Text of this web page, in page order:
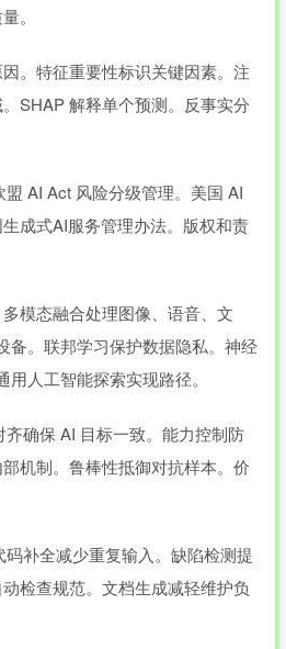
。
。特征重要性标识关键因素。注
SHAP 解释单个预测。反事实分
AI Act 风险分级管理。美国 AI
成式AI服务管理办法。版权和责
模态融合处理图像、语音、文
备。联邦学习保护数据隐私。神经
人工智能探索实现路径。
确保 AI 目标一致。能力控制防
机制。鲁棒性抵御对抗样本。价
补全减少重复输入。缺陷检测提
检查规范。文档生成减轻维护负